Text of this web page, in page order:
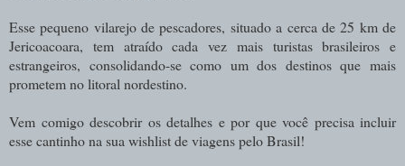
Esse pequeno vilarejo de pescadores, situado a cerca de 25 km de
Jericoacoara, tem atraído cada vez mais turistas brasileiros e
estrangeiros, consolidando-se como um dos destinos que mais
prometem no litoral nordestino.
Vem comigo descobrir os detalhes e por que você precisa incluir
esse cantinho na sua wishlist de viagens pelo Brasil!